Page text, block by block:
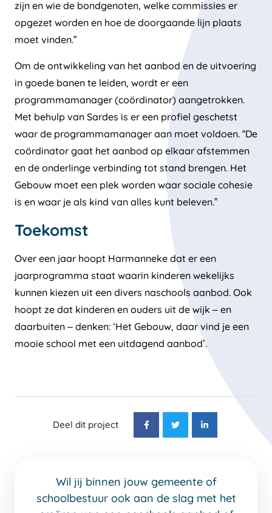
zijn en wie de bondgenoten, welke commissies er
opgezet worden en hoe de doorgaande lijn plaats
moet vinden.”
Om de ontwikkeling van het aanbod en de uitvoering
in goede banen te leiden, wordt er een
programmamanager (coördinator) aangetrokken.
Met behulp van Sardes is er een profiel geschetst
waar de programmamanager aan moet voldoen. “De
coördinator gaat het aanbod op elkaar afstemmen
en de onderlinge verbinding tot stand brengen. Het
Gebouw moet een plek worden waar sociale cohesie
is en waar je als kind van alles kunt beleven.”
Toekomst
Over een jaar hoopt Harmanneke dat er een
jaarprogramma staat waarin kinderen wekelijks
kunnen kiezen uit een divers naschools aanbod. Ook
hoopt ze dat kinderen en ouders uit de wijk – en
daarbuiten – denken: ‘Het Gebouw, daar vind je een
mooie school met een uitdagend aanbod’.
Deel dit project
Wil jij binnen jouw gemeente of
schoolbestuur ook aan de slag met het